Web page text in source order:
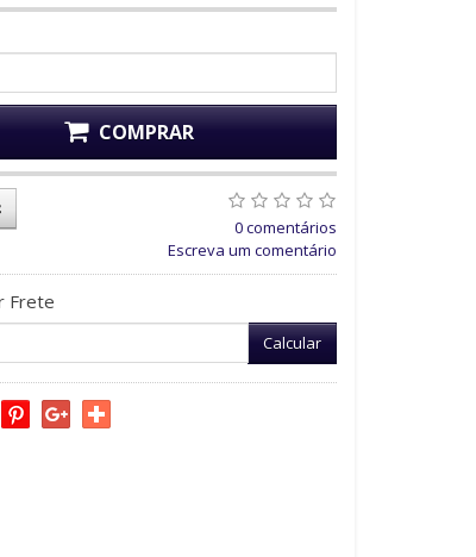
COMPRAR
0 comentários
Escreva um comentário
Frete
Calcular